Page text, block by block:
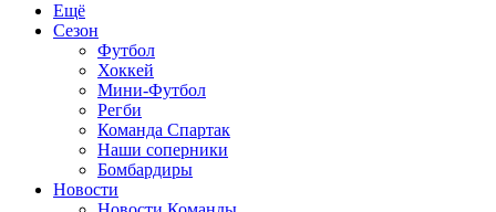
Ещё
Сезон
Футбол
Хоккей
Мини-Футбол
Регби
Команда Спартак
Наши соперники
Бомбардиры
Новости